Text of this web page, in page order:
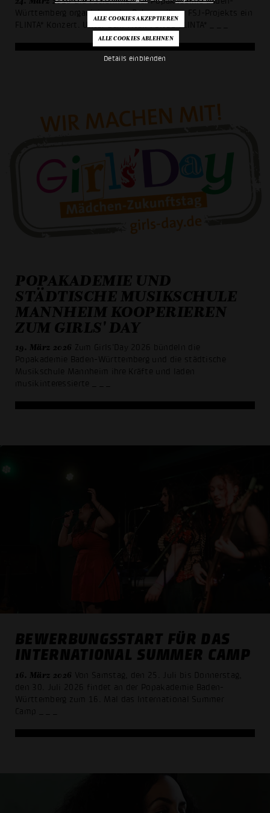
Details einblenden
Württemberg organisieren im Rahmen ihres FSJ-Projekts ein
FLINTA* Konzert. Unter dem Titel: FOKUS FLINTA*
POPAKADEMIE UND
STÄDTISCHE MUSIKSCHULE
MANNHEIM KOOPERIEREN
ZUM GIRLS' DAY
19. März 2026 Zum Girls’Day 2026 bündeln die
Popakademie Baden-Württemberg und die städtische
Musikschule Mannheim ihre Kräfte und laden
musikinteressierte
BEWERBUNGSSTART FÜR DAS
INTERNATIONAL SUMMER CAMP
16. März 2026 Von Samstag, den 25. Juli bis Donnerstag,
den 30. Juli 2026 findet an der Popakademie Baden-
Württemberg zum 16. Mal das International Summer
Camp